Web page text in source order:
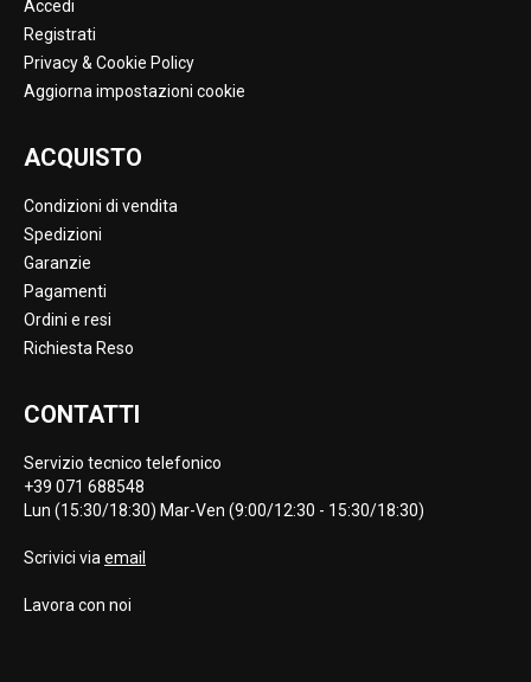
Accedi
Registrati
Privacy & Cookie Policy
Aggiorna impostazioni cookie
ACQUISTO
Condizioni di vendita
Spedizioni
Garanzie
Pagamenti
Ordini e resi
Richiesta Reso
CONTATTI
Servizio tecnico telefonico
+39 071 688548
Lun (15:30/18:30) Mar-Ven (9:00/12:30 - 15:30/18:30)
Scrivici viaemail
Lavora con noi